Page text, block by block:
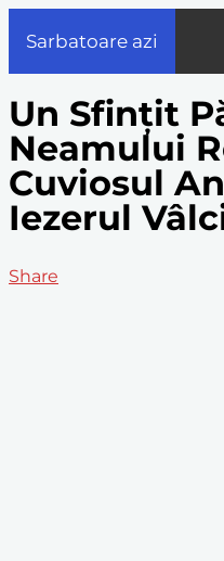
Sarbatoare azi
Un Sfințit
Neamului
Cuviosul
Iezerul
Share